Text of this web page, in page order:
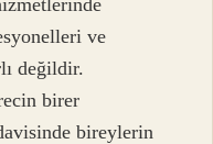
ve
değildir.
birer
bireylerin